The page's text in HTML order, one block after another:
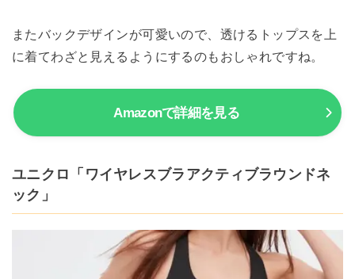
またバックデザインが可愛いので、透けるトップスを上
に着てわざと見えるようにするのもおしゃれですね。
Amazonで詳細を見る
ユニクロ「ワイヤレスブラアクティブラウンドネ
ック」